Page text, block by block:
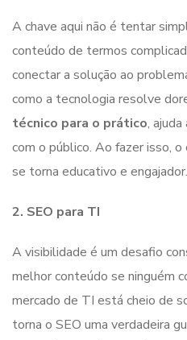
A chave aqui não é tentar
conteúdo de termos
conectar a solução ao
como a tecnologia resolve
técnico para o prático,
com o público. Ao fazer isso,
se torna educativo e engajador.
2. SEO para TI
A visibilidade é um desafio
melhor conteúdo se ninguém
mercado de TI está cheio de
torna o SEO uma verdadeira